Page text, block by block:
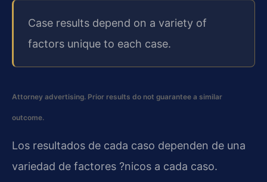
Case results depend on a variety of
factors unique to each case.
Attorney advertising. Prior results do not guarantee a similar
outcome.
Los resultados de cada caso dependen de una
variedad de factores ?nicos a cada caso.